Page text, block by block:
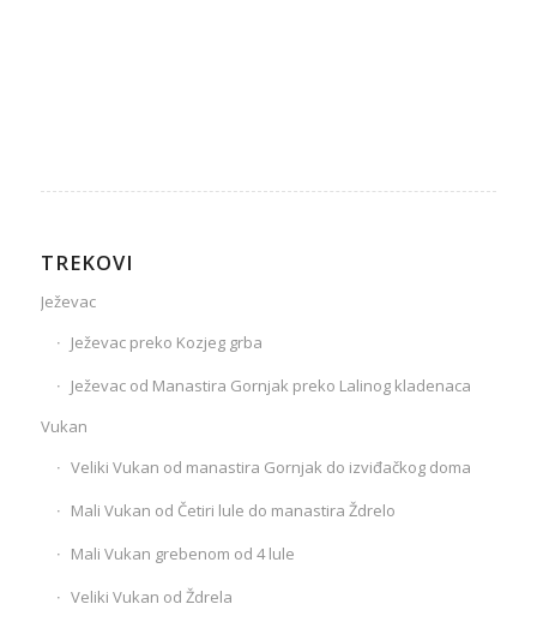
TREKOVI
Ježevac
Ježevac preko Kozjeg grba
Ježevac od Manastira Gornjak preko Lalinog kladenaca
Vukan
Veliki Vukan od manastira Gornjak do izviđačkog doma
Mali Vukan od Četiri lule do manastira Ždrelo
Mali Vukan grebenom od 4 lule
Veliki Vukan od Ždrela